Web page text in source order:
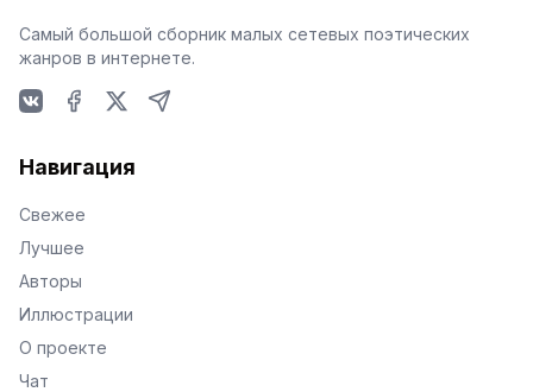
Самый большой сборник малых сетевых поэтических
жанров в интернете.
Навигация
Свежее
Лучшее
Авторы
Иллюстрации
О проекте
Чат